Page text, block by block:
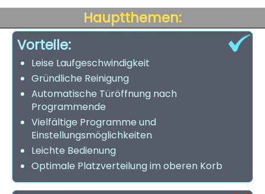
Hauptthemen:
Vorteile:
Leise Laufgeschwindigkeit
Gründliche Reinigung
Automatische Türöffnung nach
Programmende
Vielfältige Programme und
Einstellungsmöglichkeiten
Leichte Bedienung
Optimale Platzverteilung im oberen Korb